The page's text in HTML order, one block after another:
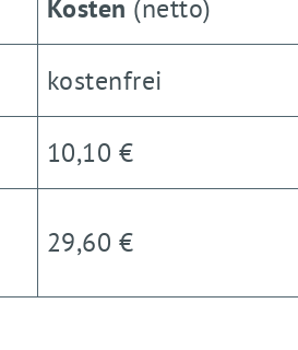
Kosten (netto)
kostenfrei
10,10 €
29,60 €